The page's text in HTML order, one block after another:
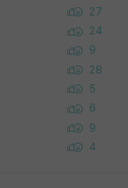
27
24
9
28
5
6
9
4